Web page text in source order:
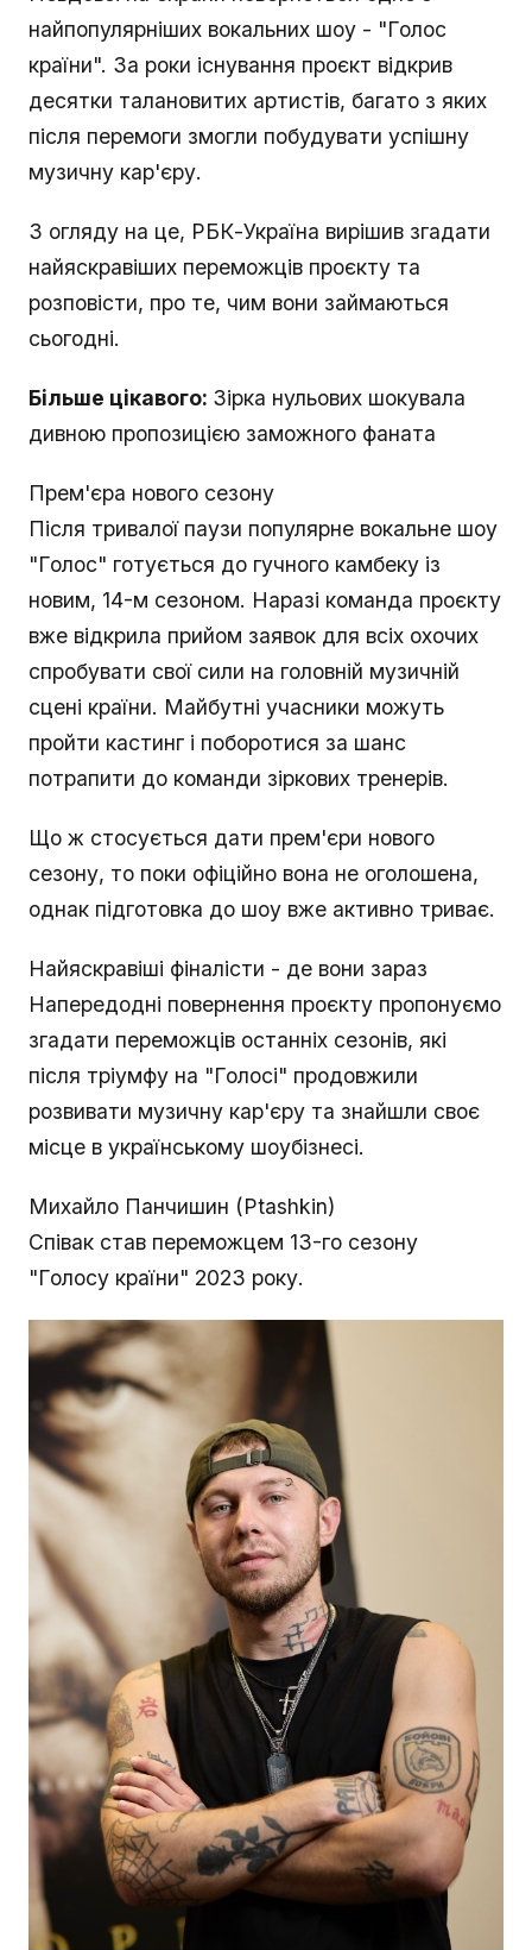
найпопулярніших вокальних шоу - "Голос
країни". За роки існування проєкт відкрив
десятки талановитих артистів, багато з яких
після перемоги змогли побудувати успішну
музичну кар'єру.
З огляду на це, РБК-Україна вирішив згадати
найяскравіших переможців проєкту та
розповісти, про те, чим вони займаються
сьогодні.
Більше цікавого: Зірка нульових шокувала
дивною пропозицією заможного фаната
Прем'єра нового сезону
Після тривалої паузи популярне вокальне шоу
"Голос" готується до гучного камбеку із
новим, 14-м сезоном. Наразі команда проєкту
вже відкрила прийом заявок для всіх охочих
спробувати свої сили на головній музичній
сцені країни. Майбутні учасники можуть
пройти кастинг і поборотися за шанс
потрапити до команди зіркових тренерів.
Що ж стосується дати прем'єри нового
сезону, то поки офіційно вона не оголошена,
однак підготовка до шоу вже активно триває.
Найяскравіші фіналісти - де вони зараз
Напередодні повернення проєкту пропонуємо
згадати переможців останніх сезонів, які
після тріумфу на "Голосі" продовжили
розвивати музичну кар'єру та знайшли своє
місце в українському шоубізнесі.
Михайло Панчишин (Ptashkin)
Співак став переможцем 13-го сезону
"Голосу країни" 2023 року.